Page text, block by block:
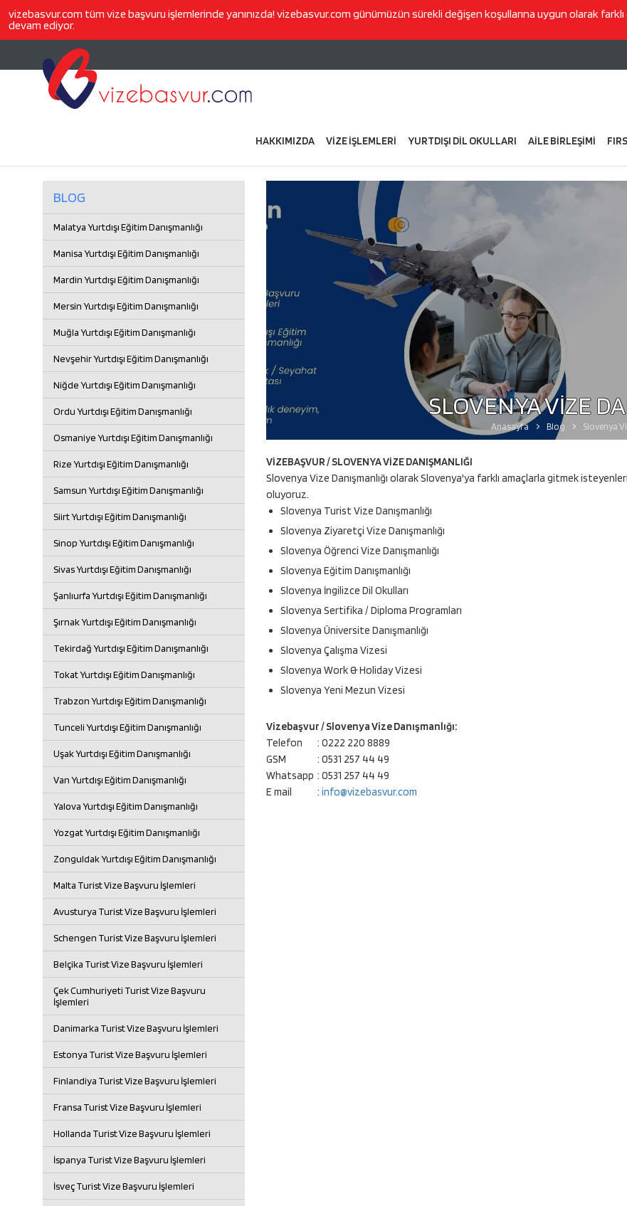
vizebasvur.com tüm vize başvuru işlemlerinde yanınızda! vizebasvur.com günümüzün sürekli değişen koşullarına uygun olarak
devam ediyor.
HAKKIMIZDA VİZE İŞLEMLERİ YURTDIŞI DİL OKULLARI AİLE BİRLEŞİMİ
BLOG
Malatya Yurtdışı Eğitim Danışmanlığı
Manisa Yurtdışı Eğitim Danışmanlığı
Mardin Yurtdışı Eğitim Danışmanlığı
Mersin Yurtdışı Eğitim Danışmanlığı
Muğla Yurtdışı Eğitim Danışmanlığı
Nevşehir Yurtdışı Eğitim Danışmanlığı
Niğde Yurtdışı Eğitim Danışmanlığı
Ordu Yurtdışı Eğitim Danışmanlığı
Osmaniye Yurtdışı Eğitim Danışmanlığı
Rize Yurtdışı Eğitim Danışmanlığı
Samsun Yurtdışı Eğitim Danışmanlığı
Siirt Yurtdışı Eğitim Danışmanlığı
Sinop Yurtdışı Eğitim Danışmanlığı
Sivas Yurtdışı Eğitim Danışmanlığı
Şanlıurfa Yurtdışı Eğitim Danışmanlığı
Şırnak Yurtdışı Eğitim Danışmanlığı
Tekirdağ Yurtdışı Eğitim Danışmanlığı
Tokat Yurtdışı Eğitim Danışmanlığı
Trabzon Yurtdışı Eğitim Danışmanlığı
Tunceli Yurtdışı Eğitim Danışmanlığı
Uşak Yurtdışı Eğitim Danışmanlığı
Van Yurtdışı Eğitim Danışmanlığı
Yalova Yurtdışı Eğitim Danışmanlığı
Yozgat Yurtdışı Eğitim Danışmanlığı
Zonguldak Yurtdışı Eğitim Danışmanlığı
Malta Turist Vize Başvuru İşlemleri
Avusturya Turist Vize Başvuru İşlemleri
Schengen Turist Vize Başvuru İşlemleri
Belçika Turist Vize Başvuru İşlemleri
Çek Cumhuriyeti Turist Vize Başvuru
İşlemleri
Danimarka Turist Vize Başvuru İşlemleri
Estonya Turist Vize Başvuru İşlemleri
Finlandiya Turist Vize Başvuru İşlemleri
Fransa Turist Vize Başvuru İşlemleri
Hollanda Turist Vize Başvuru İşlemleri
İspanya Turist Vize Başvuru İşlemleri
İsveç Turist Vize Başvuru İşlemleri
SLOVENYA VİZE
Anasayfa Blog Slovenya
VİZEBAŞVUR / SLOVENYA VİZE DANIŞMANLIĞI
Slovenya Vize Danışmanlığı olarak Slovenya'ya farklı amaçlarla gitmek
oluyoruz.
Slovenya Turist Vize Danışmanlığı
Slovenya Ziyaretçi Vize Danışmanlığı
Slovenya Öğrenci Vize Danışmanlığı
Slovenya Eğitim Danışmanlığı
Slovenya İngilizce Dil Okulları
Slovenya Sertifika / Diploma Programları
Slovenya Üniversite Danışmanlığı
Slovenya Çalışma Vizesi
Slovenya Work & Holiday Vizesi
Slovenya Yeni Mezun Vizesi
Vizebaşvur / Slovenya Vize Danışmanlığı:
Telefon
: 0222 220 8889
GSM
: 0531 257 44 49
Whatsapp : 0531 257 44 49
E mail
: info@vizebasvur.com